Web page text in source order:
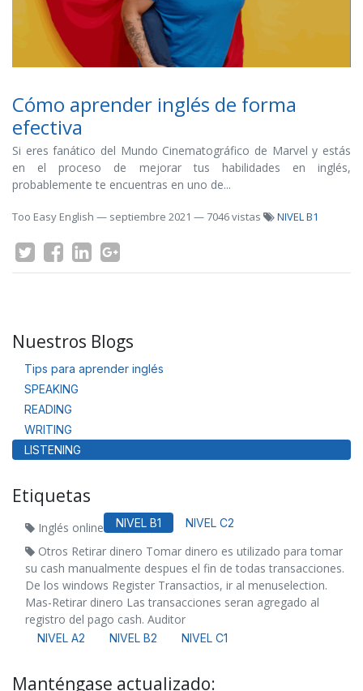
Cómo aprender inglés de forma
efectiva
Si eres fanático del Mundo Cinematográfico de Marvel y estás
en el proceso de mejorar tus habilidades en inglés,
probablemente te encuentras en uno de...
Too Easy English — septiembre 2021 — 7046 vistas NIVEL B1
Nuestros Blogs
Tips para aprender inglés
SPEAKING
READING
WRITING
LISTENING
Etiquetas
Inglés online NIVEL B1 NIVEL C2
Otros Retirar dinero Tomar dinero es utilizado para tomar
su cash manualmente despues el fin de todas transacciones.
De los windows Register Transactios, ir al menuselection.
Mas-Retirar dinero Las transacciones seran agregado al
registro del pago cash. Auditor
NIVEL A2 NIVEL B2 NIVEL C1
Manténgase actualizado: